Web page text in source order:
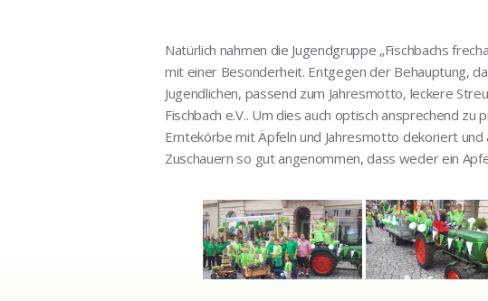
Natürlich nahmen die Jugendgruppe „Fischbachs
mit einer Besonderheit. Entgegen der Behauptung,
Jugendlichen, passend zum Jahresmotto, leckere
Fischbach e.V.. Um dies auch optisch ansprechend
Erntekörbe mit Äpfeln und Jahresmotto dekoriert
Zuschauern so gut angenommen, dass weder ein